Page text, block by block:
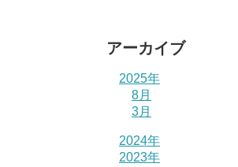
アーカイブ
2025年
8月
3月
2024年
2023年